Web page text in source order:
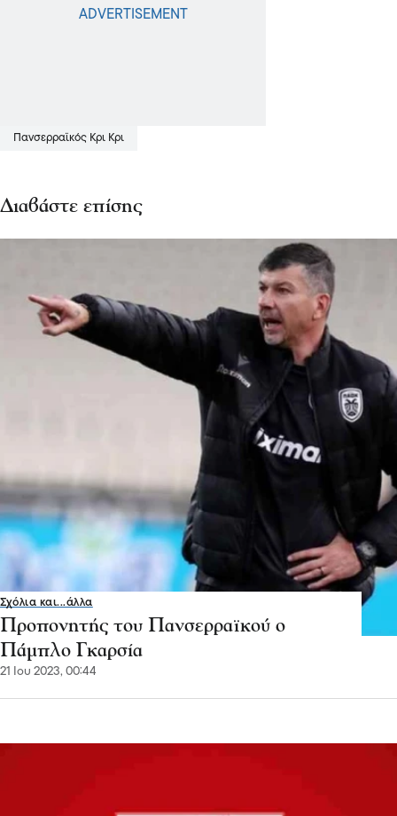
Πανσερραϊκός Κρι Κρι
Διαβάστε επίσης
Σχόλια και...άλλα
Προπονητής του Πανσερραϊκού ο
Πάμπλο Γκαρσία
21 Ιου 2023, 00:44